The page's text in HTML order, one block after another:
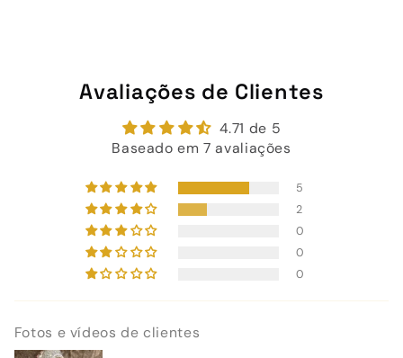
Avaliações de Clientes
4.71 de 5
Baseado em 7 avaliações
5
2
0
0
0
Fotos e vídeos de clientes